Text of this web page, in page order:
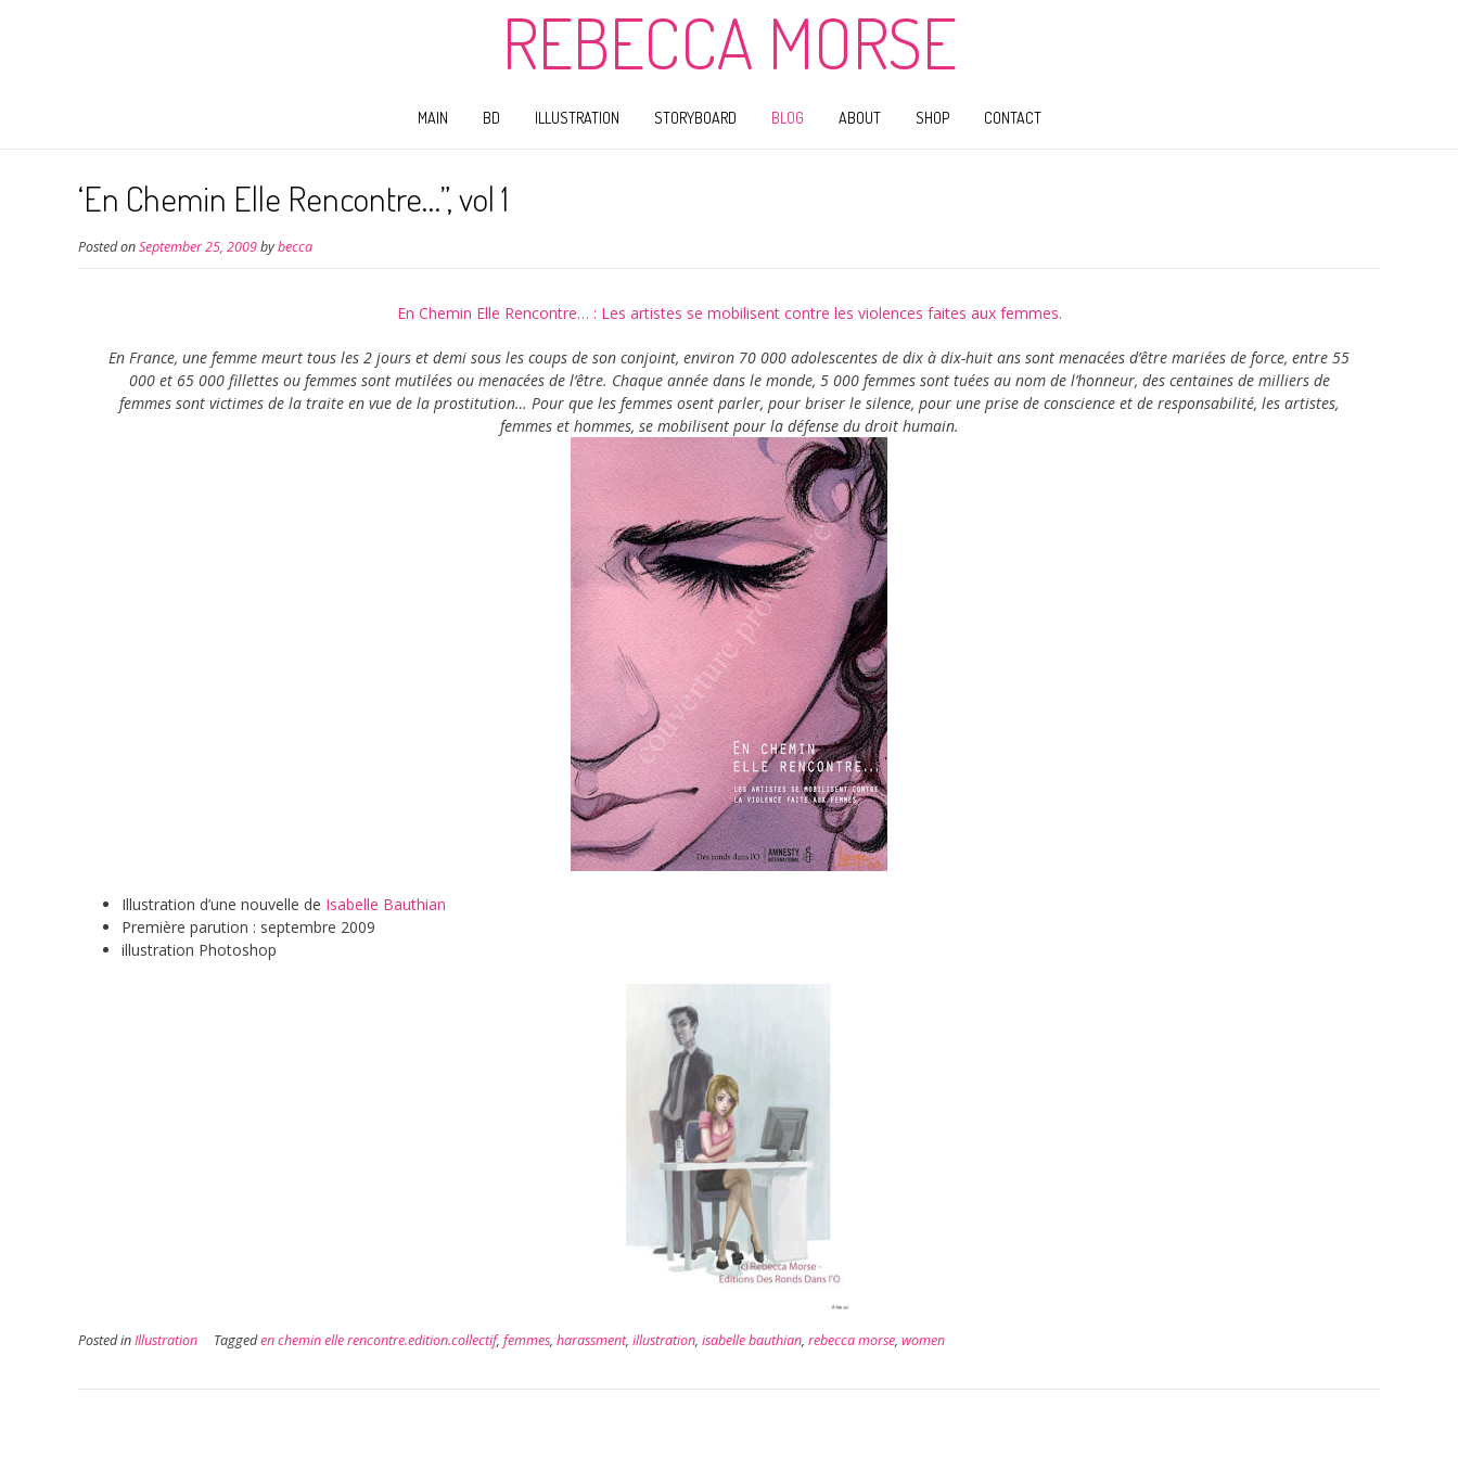
REBECCA MORSE
MAIN BD ILLUSTRATION STORYBOARD BLOG ABOUT SHOP CONTACT
‘En Chemin Elle Rencontre…”, vol 1
Posted onSeptember 25, 2009bybecca
En Chemin Elle Rencontre… : Les artistes se mobilisent contre les violences faites aux femmes.
En France, une femme meurt tous les 2 jours et demi sous les coups de son conjoint, environ 70 000 adolescentes de dix à dix-huit ans sont menacées d’être mariées de force, entre 55
000 et 65 000 fillettes ou femmes sont mutilées ou menacées de l’être. Chaque année dans le monde, 5 000 femmes sont tuées au nom de l’honneur, des centaines de milliers de
femmes sont victimes de la traite en vue de la prostitution… Pour que les femmes osent parler, pour briser le silence, pour une prise de conscience et de responsabilité, les artistes,
femmes et hommes, se mobilisent pour la défense du droit humain.
Illustration d’une nouvelle de Isabelle Bauthian
Première parution : septembre 2009
illustration Photoshop
Posted inIllustration Taggeden chemin elle rencontre.edition.collectif, femmes, harassment, illustration, isabelle bauthian, rebecca morse, women